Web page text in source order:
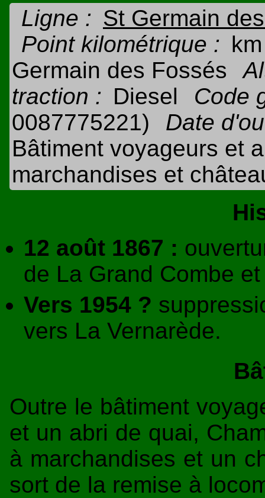
Ligne : St Germain
Point kilométrique :
Germain des Fossés
traction : Diesel
Code
0087775221)
Date
Bâtiment voyageurs et
marchandises et
12 août 1867 :
de La Grand Combe
Vers 1954 ?
vers La Vernarède.
Outre le bâtiment
et un abri de quai,
à marchandises et un
sort de la remise à